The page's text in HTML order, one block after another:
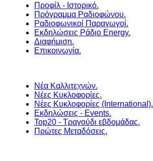
Προφίλ - Ιστορικό.
Πρόγραμμα Ραδιοφώνου.
Ραδιοφωνικοί Παραγωγοί.
Εκδηλώσεις Ράδιο Energy.
Διαφήμιση.
Επικοινωνία.
Νέα Καλλιτεχνών.
Νέες Κυκλοφορίες.
Νέες Κυκλοφορίες (International).
Εκδηλώσεις - Events.
Top20 - Τραγούδι εβδομάδας.
Πρώτες Μεταδόσεις.